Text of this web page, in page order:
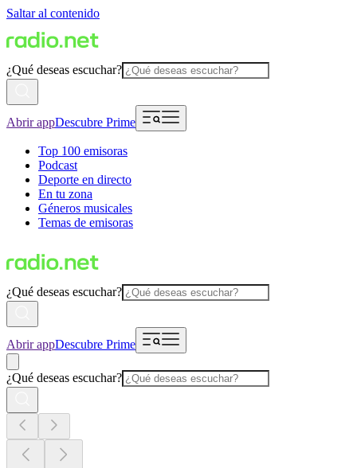
Saltar al contenido
¿Qué deseas escuchar?
Abrir appDescubre Prime
Top 100 emisoras
Podcast
Deporte en directo
En tu zona
Géneros musicales
Temas de emisoras
¿Qué deseas escuchar?
Abrir appDescubre Prime
¿Qué deseas escuchar?